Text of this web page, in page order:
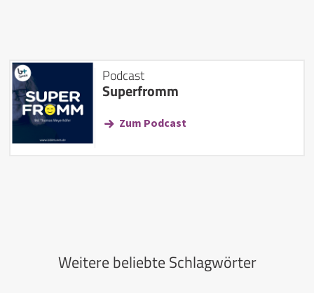
Podcast
Superfromm
Zum Podcast
Weitere beliebte Schlagwörter